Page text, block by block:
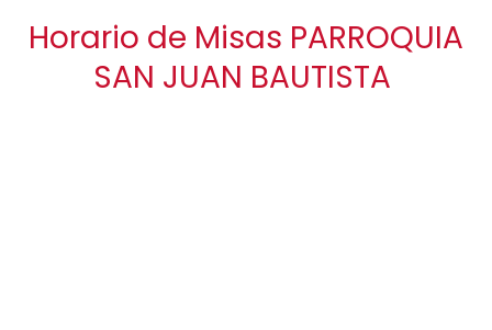
Horario de Misas PARROQUIA
SAN JUAN BAUTISTA